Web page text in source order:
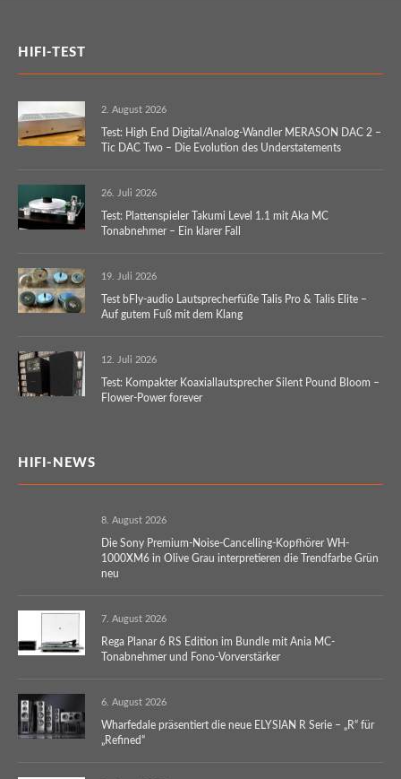
HIFI-TEST
2. August 2026
Test: High End Digital/Analog-Wandler MERASON DAC 2 –
Tic DAC Two – Die Evolution des Understatements
26. Juli 2026
Test: Plattenspieler Takumi Level 1.1 mit Aka MC
Tonabnehmer – Ein klarer Fall
19. Juli 2026
Test bFly-audio Lautsprecherfüße Talis Pro & Talis Elite –
Auf gutem Fuß mit dem Klang
12. Juli 2026
Test: Kompakter Koaxiallautsprecher Silent Pound Bloom –
Flower-Power forever
HIFI-NEWS
8. August 2026
Die Sony Premium-Noise-Cancelling-Kopfhörer WH-
1000XM6 in Olive Grau interpretieren die Trendfarbe Grün
neu
7. August 2026
Rega Planar 6 RS Edition im Bundle mit Ania MC-
Tonabnehmer und Fono-Vorverstärker
6. August 2026
Wharfedale präsentiert die neue ELYSIAN R Serie – „R“ für
„Refined“